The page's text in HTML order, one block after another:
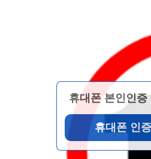
휴대폰 본인인증